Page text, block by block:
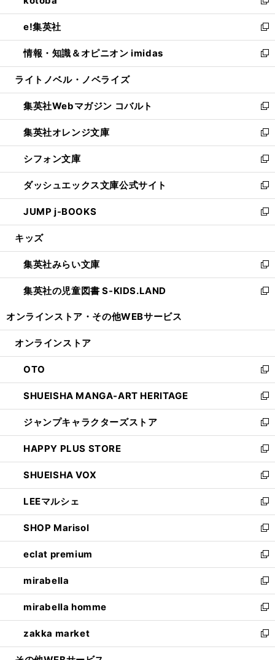
開
く
ウ
で
開
く
ン
ド
ウ
で
開
い
ウ
ィ
ン
ド
ウ
開
く
新
し
い
ウ
ィ
ン
ウ
で
開
く
e!集英社
新
し
い
ウ
ン
ド
ウ
で
開
く
情報・知識＆オピニオン imidas
新
し
ウ
ィ
ン
ド
ウ
で
開
く
ライトノベル・ノベライズ
集英社Webマガジン コバルト
新
し
い
ウ
ィ
ン
ド
ウ
で
開
集英社オレンジ文庫
新
し
い
ウ
ィ
ン
ド
ウ
開
く
シフォン文庫
新
し
い
ウ
ィ
ン
ウ
で
開
く
ダッシュエックス文庫公式サイト
新
し
い
ウ
ン
ド
ウ
で
JUMP j-BOOKS
新
し
ウ
ィ
ン
ド
開
キッズ
集英社みらい文庫
新
し
い
ン
ウ
で
開
く
集英社の児童図書 S-KIDS.LAND
新
ウ
ン
ド
ウ
で
開
く
オンラインストア・ その他WEBサービス
オンラインストア
OTO
新
し
い
ウ
ィ
ン
ド
ウ
で
開
く
SHUEISHA MANGA-ART HERITAGE
新
し
い
ウ
ィ
ン
ド
ウ
で
開
く
ジャンプキャラクターズストア
新
し
い
ウ
ィ
ン
ド
ウ
で
開
く
HAPPY PLUS STORE
新
し
い
ウ
ィ
ン
ド
ウ
で
開
く
SHUEISHA VOX
新
し
い
ウ
ィ
ン
ド
ウ
で
開
く
LEEマルシェ
新
し
い
ウ
ィ
ン
ド
ウ
で
開
く
SHOP Marisol
新
し
い
ウ
ィ
ン
ド
ウ
で
開
eclat premium
新
し
い
ウ
ィ
ン
ド
ウ
mirabella
新
し
い
ウ
ィ
ン
mirabella homme
新
し
い
ウ
zakka market
新
し